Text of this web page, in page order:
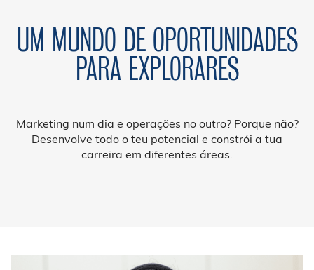
UM MUNDO DE OPORTUNIDADES
PARA EXPLORARES
Marketing num dia e operações no outro? Porque não?
Desenvolve todo o teu potencial e constrói a tua
carreira em diferentes áreas.